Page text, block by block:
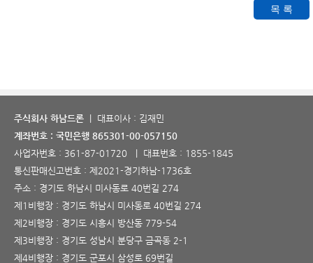
주식회사 하남드론 | 대표이사 : 김재민
계좌번호 : 국민은행 865301-00-057150
사업자번호 : 361-87-01720 | 대표번호 : 1855-1845
통신판매신고번호 : 제2021-경기하남-1736호
주소 : 경기도 하남시 미사동로 40번길 274
제1비행장 : 경기도 하남시 미사동로 40번길 274
제2비행장 : 경기도 시흥시 방산동 779-54
제3비행장 : 경기도 성남시 분당구 금곡동 2-1
제4비행장 : 경기도 군포시 삼성로 69번길